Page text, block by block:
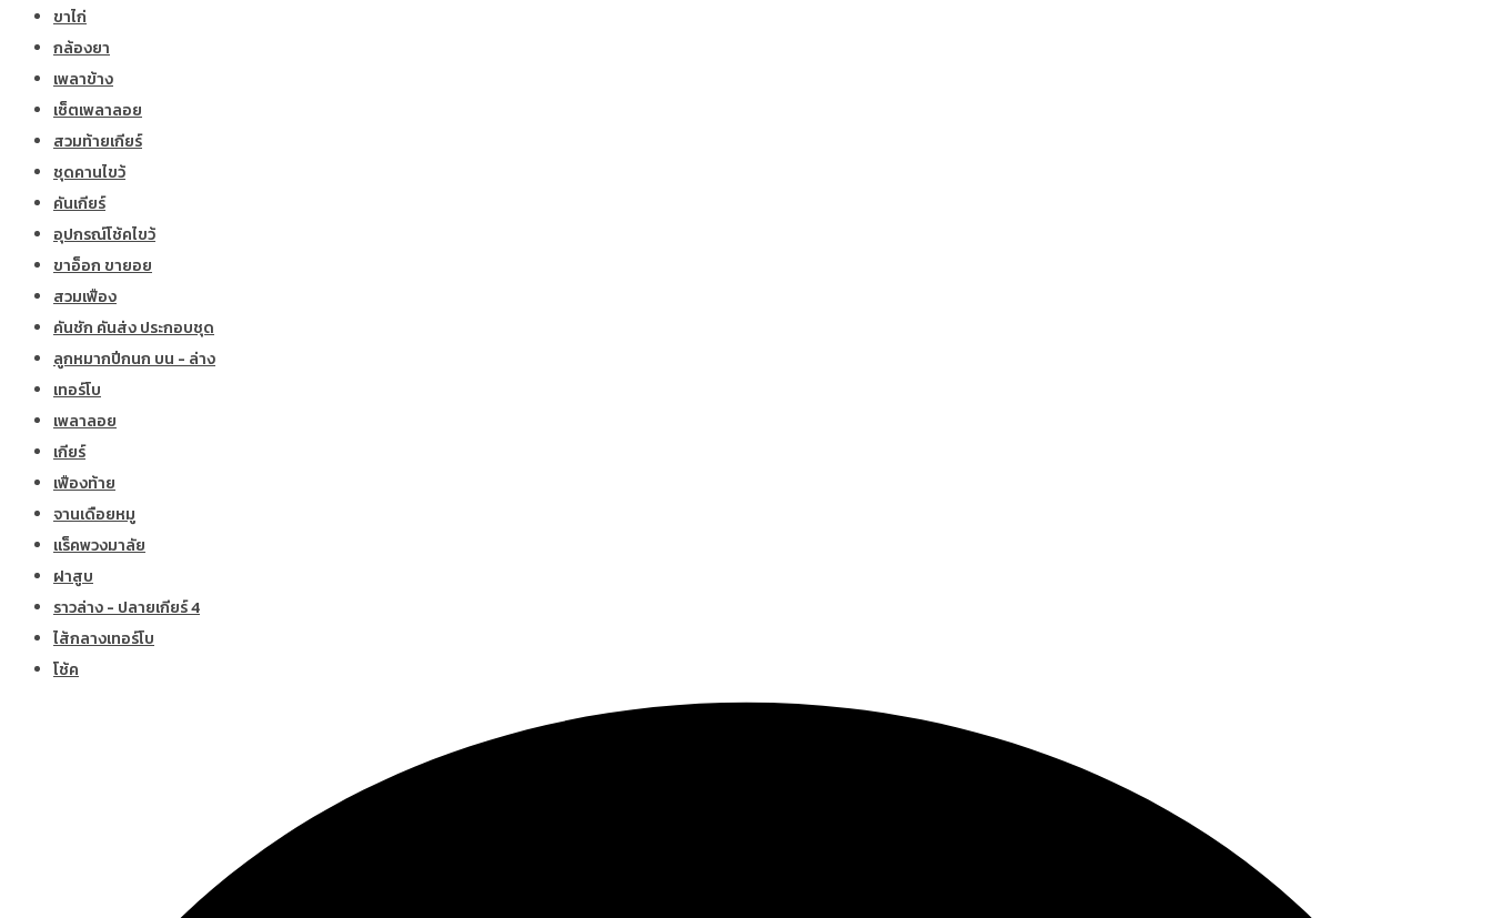
ขาไก่
กล้องยา
เพลาข้าง
เซ็ตเพลาลอย
สวมท้ายเกียร์
ชุดคานไขว้
คันเกียร์
อุปกรณ์โช้คไขว้
ขาอ็อก ขายอย
สวมเฟือง
คันชัก คันส่ง ประกอบชุด
ลูกหมากปีกนก บน - ล่าง
เทอร์โบ
เพลาลอย
เกียร์
เฟืองท้าย
จานเดือยหมู
แร็คพวงมาลัย
ฝาสูบ
ราวล่าง - ปลายเกียร์ 4
ไส้กลางเทอร์โบ
โช้ค